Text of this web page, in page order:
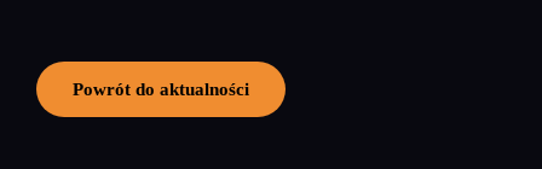
Powrót do aktualności